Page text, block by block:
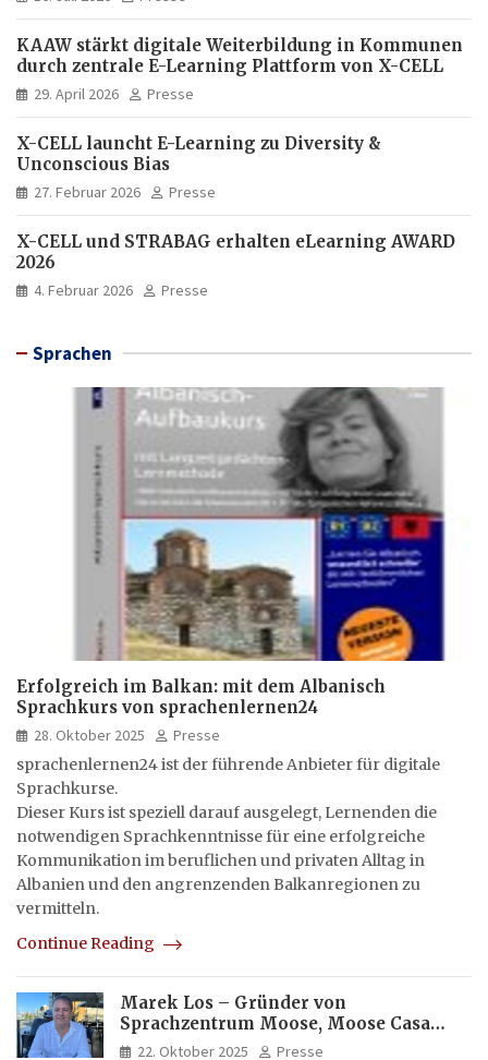
KAAW stärkt digitale Weiterbildung in Kommunen
durch zentrale E-Learning Plattform von X-CELL
29. April 2026 Presse
X-CELL launcht E-Learning zu Diversity &
Unconscious Bias
27. Februar 2026 Presse
X-CELL und STRABAG erhalten eLearning AWARD
2026
4. Februar 2026 Presse
Sprachen
Erfolgreich im Balkan: mit dem Albanisch
Sprachkurs von sprachenlernen24
28. Oktober 2025
Presse
sprachenlernen24 ist der führende Anbieter für digitale
Sprachkurse.
Dieser Kurs ist speziell darauf ausgelegt, Lernenden die
notwendigen Sprachkenntnisse für eine erfolgreiche
Kommunikation im beruflichen und privaten Alltag in
Albanien und den angrenzenden Balkanregionen zu
vermitteln.
Continue Reading
Marek Los – Gründer von
Sprachzentrum Moose, Moose Casa
Italia und Apartamento Brasil |
22. Oktober 2025 Presse